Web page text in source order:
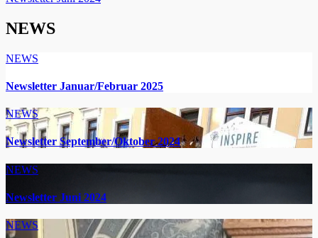
NEWS
NEWS
Newsletter Januar/Februar 2025
NEWS
Newsletter September/Oktober 2024
NEWS
Newsletter Juni 2024
NEWS